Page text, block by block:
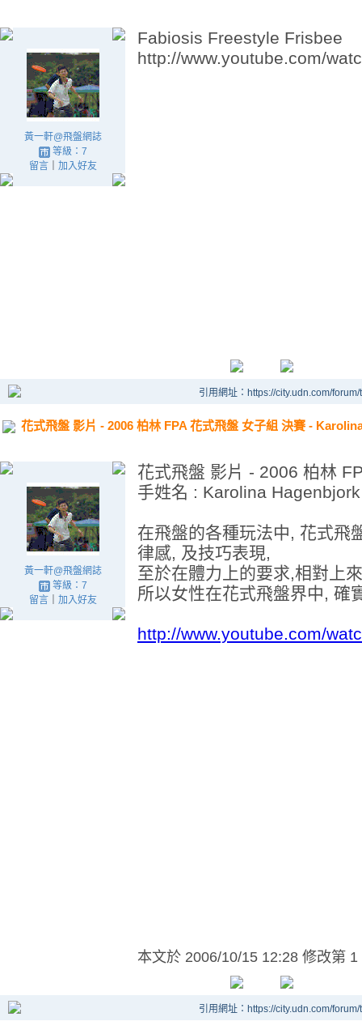
黃一軒@飛盤網誌
等級：7
留言｜ 加入好友
Fabiosis Freestyle Frisbee
http://www.youtube.com/
引用網址：https://city.udn.com/
花式飛盤 影片 - 2006 柏林 FPA 花式飛盤 女子組 決賽 -
黃一軒@飛盤網誌
等級：7
留言｜ 加入好友
花式飛盤 影片 - 2006 柏林
手姓名 : Karolina
在飛盤的各種玩法中, 花式飛
律感, 及技巧表現,
至於在體力上的要求,相對上
所以女性在花式飛盤界中, 確
http://www.youtube.com/
本文於 2006/10/15 12:28 修改第 1
引用網址：https://city.udn.com/